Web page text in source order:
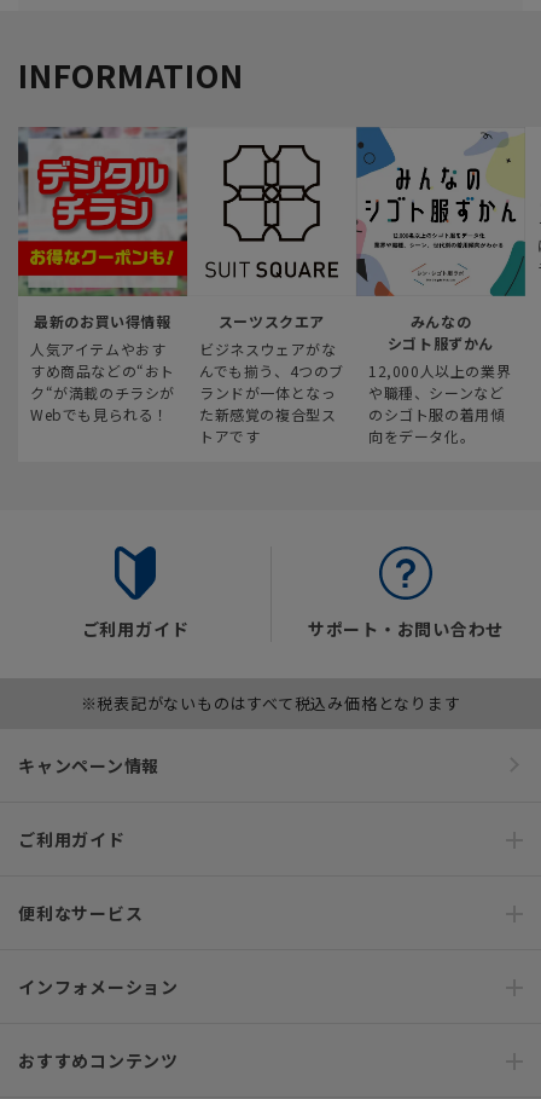
INFORMATION
最新のお買い得情報
人気アイテムやおす
すめ商品などの“おト
ク“が満載のチラシが
Webでも見られる！
スーツスクエア
ビジネスウェアがな
んでも揃う、4つのブ
ランドが一体となっ
た新感覚の複合型ス
トアです
みんなの
シゴト服ずかん
12,000人以上の業界
や職種、シーンなど
のシゴト服の着用傾
向をデータ化。
ご利用ガイド サポート・お問い合わせ
※税表記がないものはすべて税込み価格となります
キャンペーン情報
ご利用ガイド
便利なサービス
インフォメーション
おすすめコンテンツ